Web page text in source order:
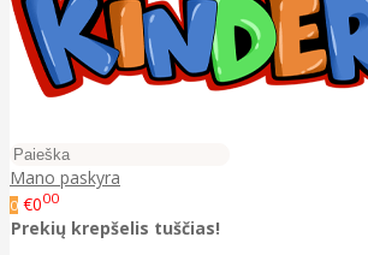
Mano paskyra
0 €000
Prekių krepšelis tuščias!